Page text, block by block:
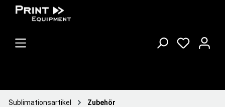
Sublimationsartikel Zubehör